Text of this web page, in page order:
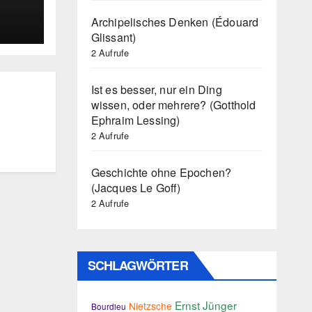
Archipelisches Denken (Édouard
Glissant)
2 Aufrufe
Ist es besser, nur ein Ding
wissen, oder mehrere? (Gotthold
Ephraim Lessing)
2 Aufrufe
Geschichte ohne Epochen?
(Jacques Le Goff)
2 Aufrufe
SCHLAGWÖRTER
Bourdieu Nietzsche Ernst Jünger